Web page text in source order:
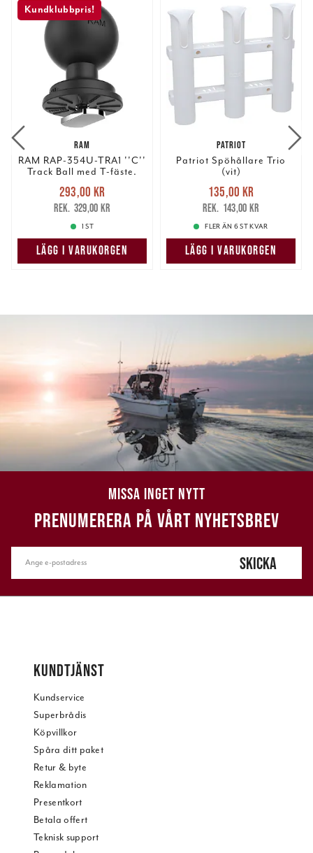
Kundklubbpris!
RAM
RAM RAP-354U-TRA1 ''C''
Track Ball med T-fäste.
Nuvarande pris
293,00 krTidigare pris
329,00 kr
293,00 kr
329,00 kr
1 ST
LÄGG I VARUKORGEN
PATRIOT
Patriot Spöhållare Trio
(vit)
Nuvarande pris
135,00 krTidigare pris
143,00 kr
135,00 kr
143,00 kr
FLER ÄN 6 ST KVAR
LÄGG I VARUKORGEN
MISSA INGET NYTT
PRENUMERERA PÅ VÅRT NYHETSBREV
SKICKA
KUNDTJÄNST
Kundservice
Superbrådis
Köpvillkor
Spåra ditt paket
Retur & byte
Reklamation
Presentkort
Betala offert
Teknisk support